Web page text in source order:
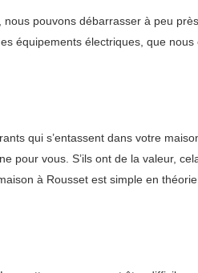
pouvons débarrasser à peu près
équipements électriques, que
qui s’entassent dans votre
pour vous. S’ils ont de la valeur,
à Rousset est simple en